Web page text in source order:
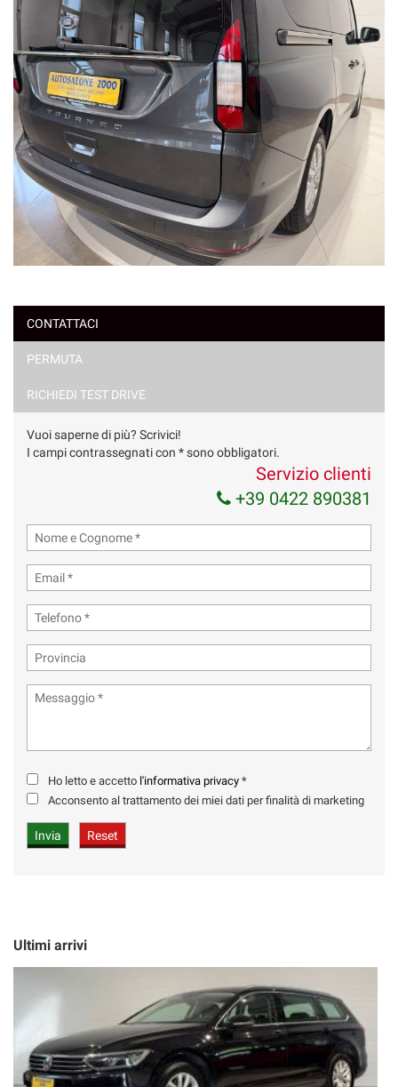
CONTATTACI
PERMUTA
RICHIEDI TEST DRIVE
Vuoi saperne di più? Scrivici!
I campi contrassegnati con * sono obbligatori.
Servizio clienti
+39 0422 890381
Ho letto e accetto l'informativa privacy *
Acconsento al trattamento dei miei dati per finalità di marketing
Ultimi arrivi